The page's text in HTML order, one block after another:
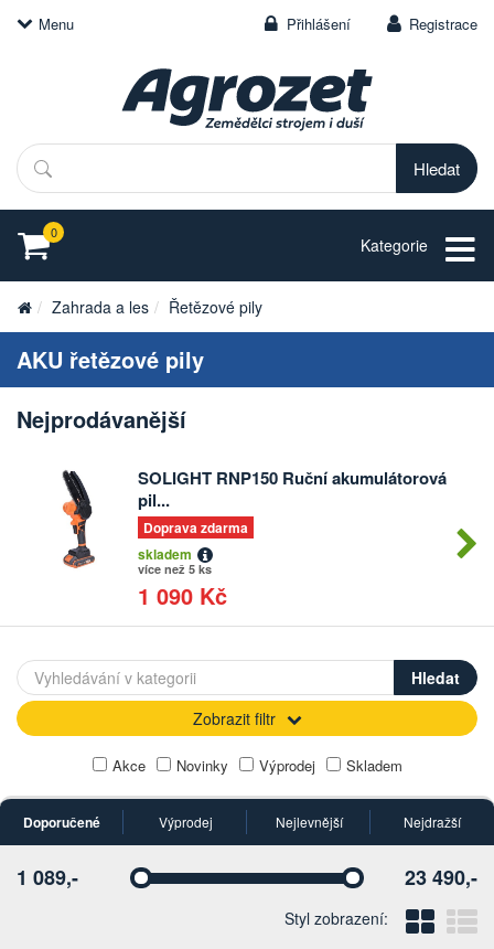
Menu Přihlášení Registrace
Hledat
0
Kategorie
Zahrada a les Řetězové pily
AKU řetězové pily
Nejprodávanější
SOLIGHT RNP150 Ruční akumulátorová
pil...
Doprava zdarma
skladem
více než 5 ks
1 090 Kč
Zobrazit filtr
Akce Novinky Výprodej Skladem
Doporučené Výprodej Nejlevnější Nejdražší
Vyberte Vyberte
1 089,- 23 490,-
Styl zobrazení: